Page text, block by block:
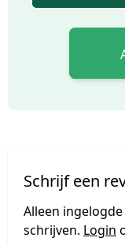
Schrijf een
Alleen
schrijven. Login